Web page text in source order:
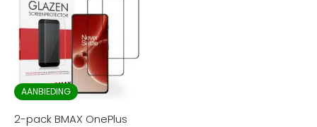
AANBIEDING
2-pack BMAX OnePlus